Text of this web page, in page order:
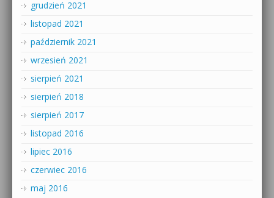
grudzień 2021
listopad 2021
październik 2021
wrzesień 2021
sierpień 2021
sierpień 2018
sierpień 2017
listopad 2016
lipiec 2016
czerwiec 2016
maj 2016